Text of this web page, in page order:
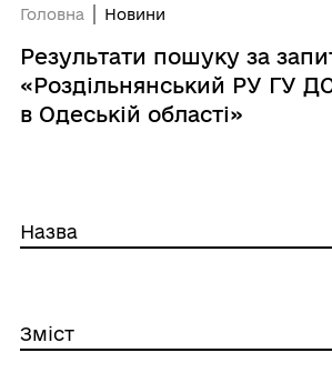
Головна Новини
Результати пошуку за
«Роздільнянський РУ ГУ
в Одеській області»
Назва
Зміст